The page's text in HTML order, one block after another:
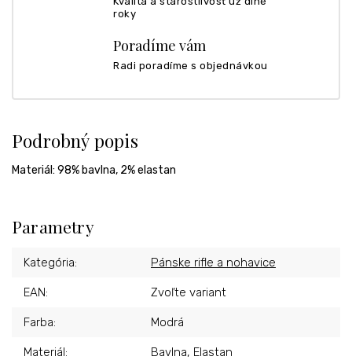
roky
Poradíme vám
Radi poradíme s objednávkou
Podrobný popis
Materiál: 98% bavlna, 2% elastan
Parametry
Kategória: Pánske rifle a nohavice
EAN: Zvoľte variant
Farba: Modrá
Materiál: Bavlna, Elastan